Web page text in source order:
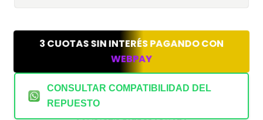
3 CUOTAS SIN INTERÉS PAGANDO CON
WEBPAY
CONSULTAR COMPATIBILIDAD DEL
REPUESTO